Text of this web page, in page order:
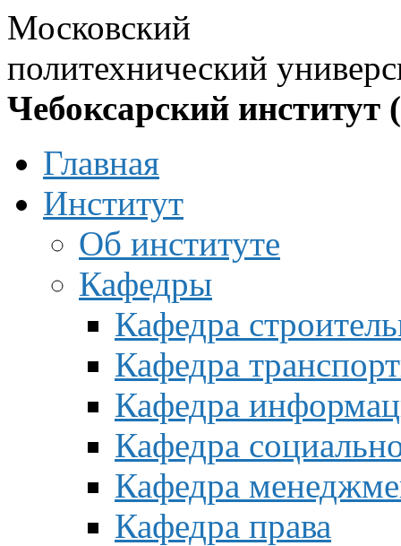
Московский
политехнический
Чебоксарский институт
Главная
Институт
Об институте
Кафедры
Кафедра
Кафедра
Кафедра
Кафедра
Кафедра
Кафедра права